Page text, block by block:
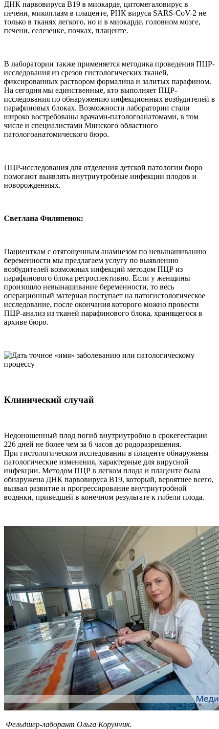
ДНК парвовируса В19 в миокарде, цитомегаловирус в
печени, микоплазм в плаценте, РНК вируса SARS-СоV-2 не
только в тканях легкого, но и в миокарде, головном мозге,
печени, селезенке, почках, плаценте.
В лаборатории также применяется методика проведения ПЦР-
исследования из срезов гистологических тканей,
фиксированных раствором формалина и залитых парафином.
На сегодня мы единственные, кто выполняет ПЦР-
исследования по обнаружению инфекционных возбудителей в
парафиновых блоках. Возможности лаборатории стали
широко востребованы врачами-патологоанатомами, в том
числе и специалистами Минского областного
патологоанатомического бюро.
ПЦР-исследования для отделения детской патологии бюро
помогают выявлять внутриутробные инфекции плодов и
новорожденных.
Светлана Филипенок:
Пациенткам с отягощенным анамнезом по невынашиванию
беременности мы предлагаем услугу по выявлению
возбудителей возможных инфекций методом ПЦР из
парафинового блока ретроспективно. Если у женщины
произошло невынашивание беременности, то весь
операционный материал поступает на патогистологическое
исследование, после окончания которого можно провести
ПЦР-анализ из тканей парафинового блока, хранящегося в
архиве бюро.
Клинический случай
Недоношенный плод погиб внутриутробно в срокегестации
226 дней не более чем за 6 часов до родоразрешения.
При гистологическом исследовании в плаценте обнаружены
патологические изменения, характерные для вирусной
инфекции. Методом ПЦР в легком плода и плаценте была
обнаружена ДНК парвовируса В19, который, вероятнее всего,
вызвал развитие и прогрессирование внутриутробной
водянки, приведшей в конечном результате к гибели плода.
Фельдшер-лаборант Ольга Корунчик.